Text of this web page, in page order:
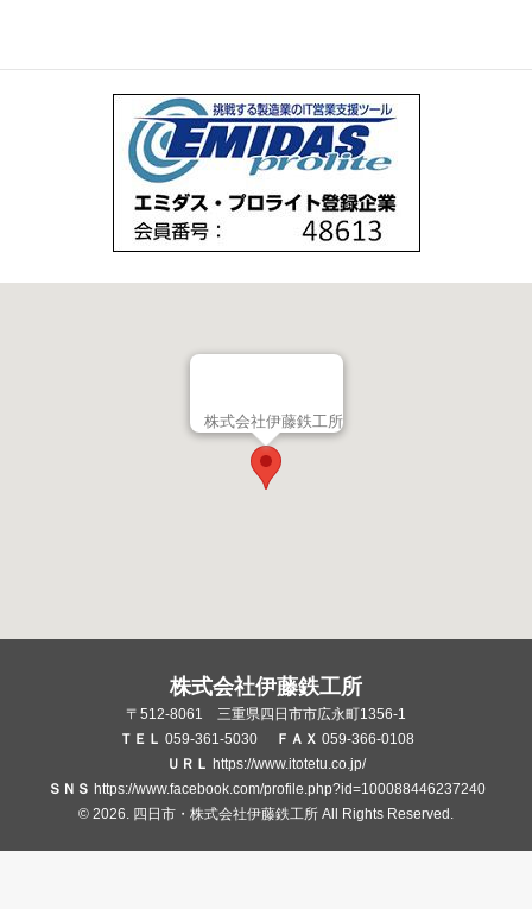
株式会社伊藤鉄工所
株式会社伊藤鉄工所
〒512-8061 三重県四日市市広永町1356-1
ＴＥＬ 059-361-5030 ＦＡＸ 059-366-0108
ＵＲＬ https://www.itotetu.co.jp/
ＳＮＳ https://www.facebook.com/profile.php?id=100088446237240
© 2026. 四日市・株式会社伊藤鉄工所 All Rights Reserved.